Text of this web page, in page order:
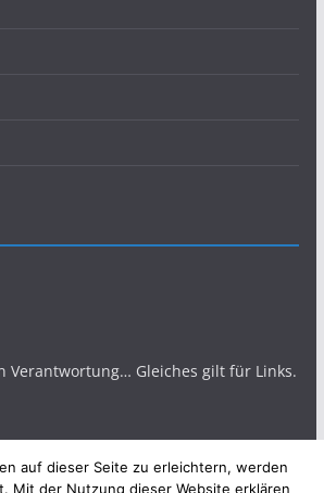
Verantwortung… Gleiches gilt für Links.
TopBlogs Magazin. Alle Rechte
auf dieser Seite zu erleichtern, werden
Mit der Nutzung dieser Website erklären